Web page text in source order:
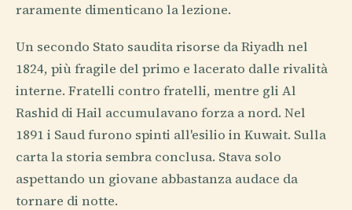
raramente dimenticano la lezione.
Un secondo Stato saudita risorse da Riyadh nel
1824, più fragile del primo e lacerato dalle rivalità
interne. Fratelli contro fratelli, mentre gli Al
Rashid di Hail accumulavano forza a nord. Nel
1891 i Saud furono spinti all'esilio in Kuwait. Sulla
carta la storia sembra conclusa. Stava solo
aspettando un giovane abbastanza audace da
tornare di notte.